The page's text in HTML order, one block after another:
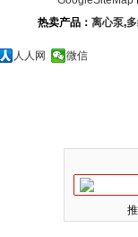
热卖产品： 离心泵,
人人网 微信